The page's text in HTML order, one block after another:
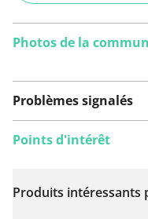
Photos de la
Problèmes signalés
Voir sur la
Points d'intérêt
Produits intéressants